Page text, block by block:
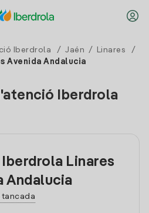
Iberdrola / Jaén / Linares
/
Avenida Andalucia
Iberdrola
Linares
Andalucia